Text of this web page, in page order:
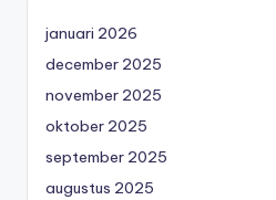
januari 2026
december 2025
november 2025
oktober 2025
september 2025
augustus 2025